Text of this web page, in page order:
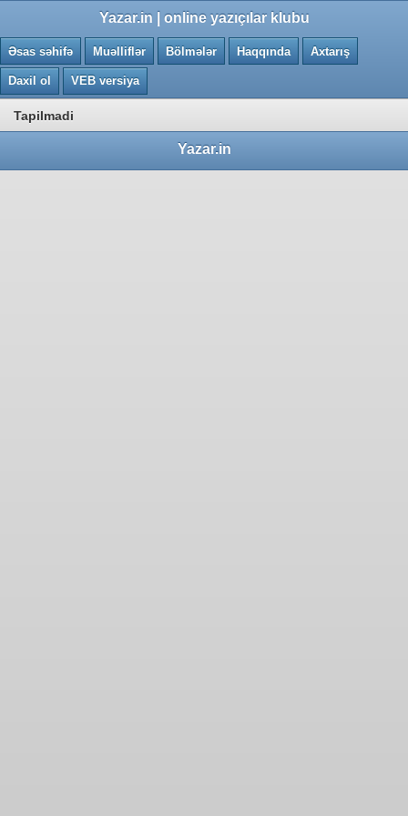
Yazar.in | online yazıçılar klubu
Əsas səhifə Muəlliflər Bölmələr Haqqında Axtarış
Daxil ol VEB versiya
Tapilmadi
Yazar.in